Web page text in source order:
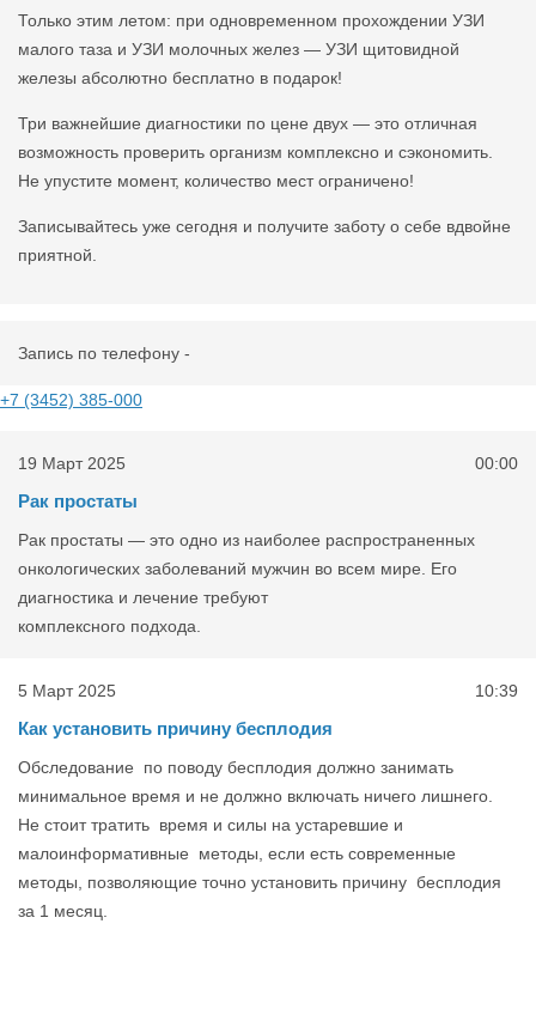
Только этим летом: при одновременном прохождении УЗИ
малого таза и УЗИ молочных желез — УЗИ щитовидной
железы абсолютно бесплатно в подарок!
Три важнейшие диагностики по цене двух — это отличная
возможность проверить организм комплексно и сэкономить.
Не упустите момент, количество мест ограничено!
Записывайтесь уже сегодня и получите заботу о себе вдвойне
приятной.
Запись по телефону -
+7 (3452) 385-000
19 Март 2025 00:00
Рак простаты
Рак простаты — это одно из наиболее распространенных
онкологических заболеваний мужчин во всем мире. Его
диагностика и лечение требуют
комплексного подхода.
5 Март 2025 10:39
Как установить причину бесплодия
Обследование по поводу бесплодия должно занимать
минимальное время и не должно включать ничего лишнего.
Не стоит тратить время и силы на устаревшие и
малоинформативные методы, если есть современные
методы, позволяющие точно установить причину бесплодия
за 1 месяц.